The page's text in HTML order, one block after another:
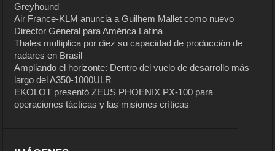
Greyhound
Air France-KLM anuncia a Guilhem Mallet como nuevo
Director General para América Latina
Thales multiplica por diez su capacidad de producción de
radares en Brasil
Ampliando el horizonte: Dentro del vuelo de desarrollo más
largo del A350-1000ULR
EKOLOT presentó ZEUS PHOENIX PX-100 para
operaciones tácticas y las misiones críticas